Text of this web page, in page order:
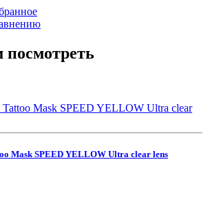
посмотреть
Mask SPEED YELLOW Ultra clear lens